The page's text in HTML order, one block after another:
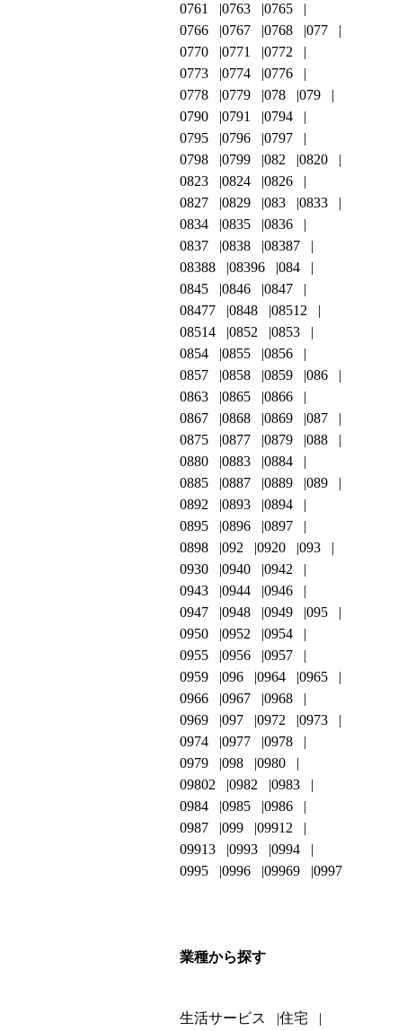
0761
0763
0765
0766
0767 0768
077
0770
0771
0772
0773
0774
0776
0778
0779 078
079
0790
0791
0794
0795
0796
0797
0798
0799 082
0820
0823
0824
0826
0827
0829 083
0833
0834
0835
0836
0837
0838
08387
08388
08396
084
0845
0846
0847
08477
0848
08512
08514
0852
0853
0854
0855
0856
0857
0858 0859
086
0863
0865
0866
0867
0868 0869
087
0875
0877 0879
088
0880
0883
0884
0885
0887 0889
089
0892
0893
0894
0895
0896
0897
0898
092 0920
093
0930
0940
0942
0943
0944
0946
0947
0948 0949
095
0950
0952
0954
0955
0956
0957
0959
096 0964
0965
0966
0967
0968
0969
097 0972
0973
0974
0977
0978
0979
098
0980
09802
0982
0983
0984
0985
0986
0987
099
09912
09913
0993
0994
0995
0996 09969 0997
業種から探す
生活サービス 住宅